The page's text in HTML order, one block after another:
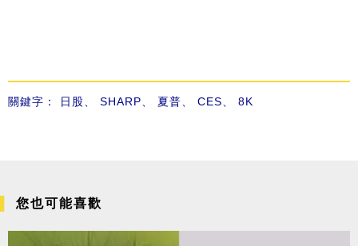
關鍵字： 日股、 SHARP、 夏普、 CES、 8K
您也可能喜歡